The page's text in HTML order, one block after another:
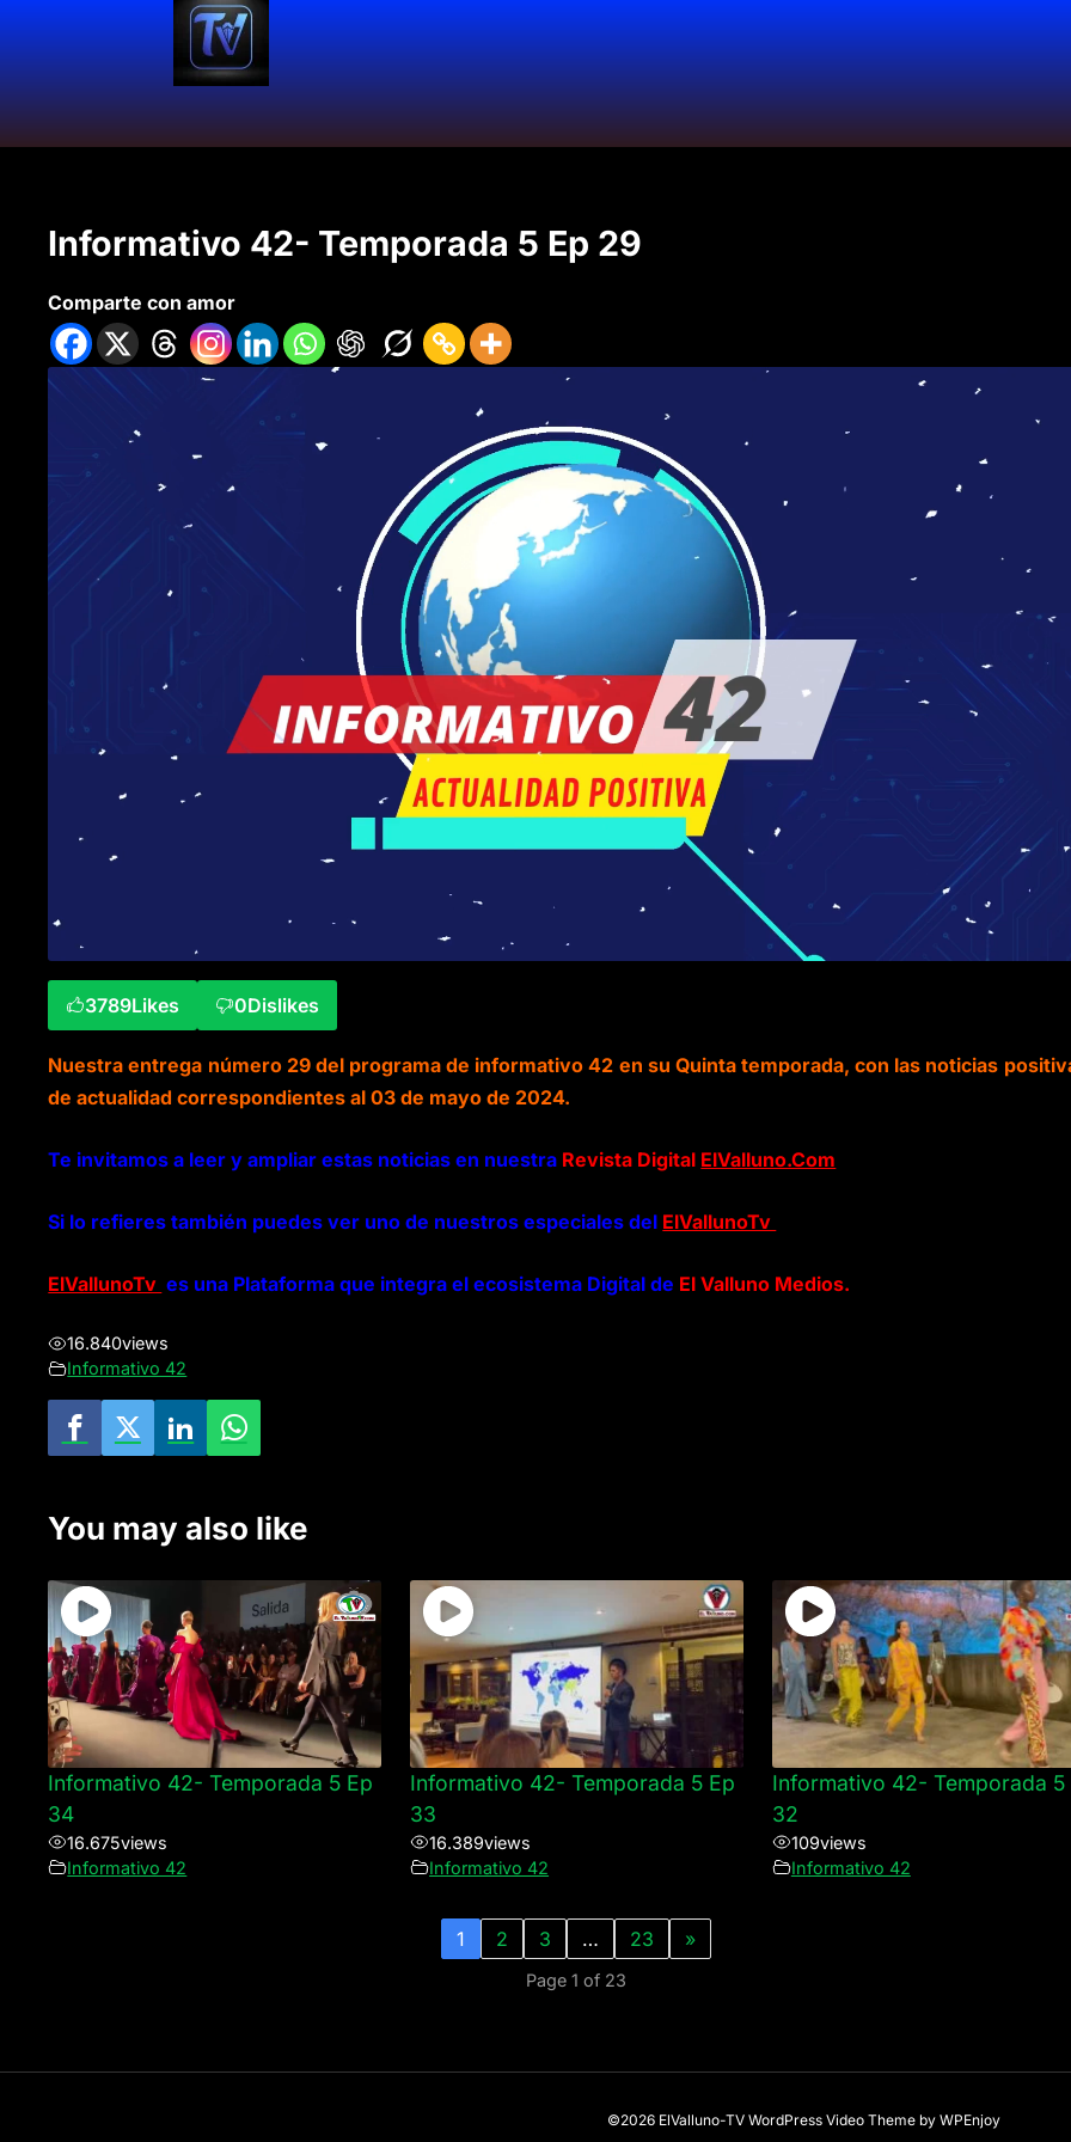
Informativo 42- Temporada 5 Ep 29
Comparte con amor
3789Likes 0Dislikes
Nuestra entrega número 29 del programa de informativo 42 en su Quinta temporada, con las noticias
de actualidad correspondientes al 03 de mayo de 2024.
Te invitamos a leer y ampliar estas noticias en nuestra Revista Digital ElValluno.Com
Si lo refieres también puedes ver uno de nuestros especiales del ElVallunoTv
ElVallunoTv es una Plataforma que integra el ecosistema Digital de El Valluno Medios.
16.840views
Informativo 42
You may also like
Informativo 42- Temporada 5 Ep
34
16.675views
Informativo 42
Informativo 42- Temporada 5 Ep
33
16.389views
Informativo 42
Informativo 42- Temporada 5
32
109views
Informativo 42
1 2 3 … 23 »
Page 1 of 23
©2026 ElValluno-TV WordPress Video Themeby WPEnjoy